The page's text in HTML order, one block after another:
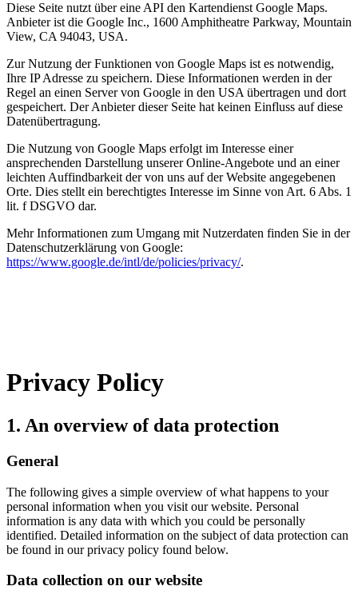
Diese Seite nutzt über eine API den Kartendienst Google Maps.
Anbieter ist die Google Inc., 1600 Amphitheatre Parkway, Mountain
View, CA 94043, USA.
Zur Nutzung der Funktionen von Google Maps ist es notwendig,
Ihre IP Adresse zu speichern. Diese Informationen werden in der
Regel an einen Server von Google in den USA übertragen und dort
gespeichert. Der Anbieter dieser Seite hat keinen Einfluss auf diese
Datenübertragung.
Die Nutzung von Google Maps erfolgt im Interesse einer
ansprechenden Darstellung unserer Online-Angebote und an einer
leichten Auffindbarkeit der von uns auf der Website angegebenen
Orte. Dies stellt ein berechtigtes Interesse im Sinne von Art. 6 Abs. 1
lit. f DSGVO dar.
Mehr Informationen zum Umgang mit Nutzerdaten finden Sie in der
Datenschutzerklärung von Google:
https://www.google.de/intl/de/policies/privacy/.
Privacy Policy
1. An overview of data protection
General
The following gives a simple overview of what happens to your
personal information when you visit our website. Personal
information is any data with which you could be personally
identified. Detailed information on the subject of data protection can
be found in our privacy policy found below.
Data collection on our website